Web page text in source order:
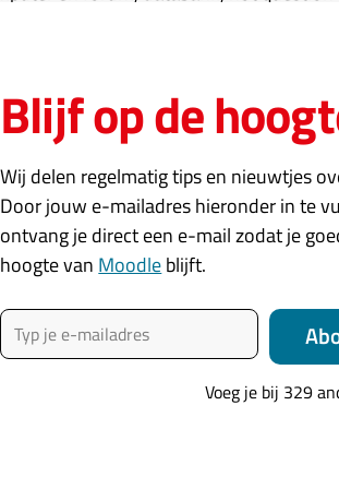
zoals forum, databank, woordenlijst,
slim cursusformat
plugins zoals Level UP
met eigen content en externe
zoals databank, forum, folder,
Blijf op de
Wij delen regelmatig tips en nieuwtjes
Door jouw e-mailadres hieronder in te
ontvang je direct een e-mail zodat je
hoogte van Moodleblijft.
Typ je e-mailadres
Voeg je bij 329